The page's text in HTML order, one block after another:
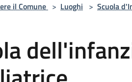
il Comune > Luoghi > Scuola